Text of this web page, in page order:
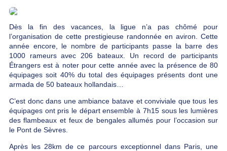
Dès la fin des vacances, la ligue n’a pas chômé pour
l’organisation de cette prestigieuse randonnée en aviron. Cette
année encore, le nombre de participants passe la barre des
1000 rameurs avec 206 bateaux. Un record de participants
Étrangers est à noter pour cette année avec la présence de 80
équipages soit 40% du total des équipages présents dont une
armada de 50 bateaux hollandais…
C’est donc dans une ambiance batave et conviviale que tous les
équipages ont pris le départ ensemble à 7h15 sous les lumières
des flambeaux et feux de bengales allumés pour l’occasion sur
le Pont de Sèvres.
Après les 28km de ce parcours exceptionnel dans Paris, une